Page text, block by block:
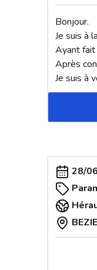
Bonjour.
Je suis à
Ayant fait
Après
Je suis à
28/